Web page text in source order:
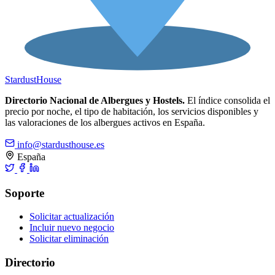
StardustHouse
Directorio Nacional de Albergues y Hostels. El índice consolida el
precio por noche, el tipo de habitación, los servicios disponibles y
las valoraciones de los albergues activos en España.
info@stardusthouse.es
España
Soporte
Solicitar actualización
Incluir nuevo negocio
Solicitar eliminación
Directorio